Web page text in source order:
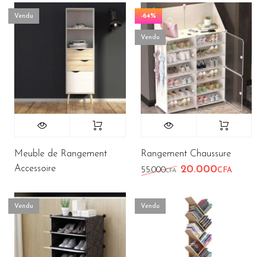
Vendu
Meuble de Rangement
Accessoire
-64%
Vendu
Rangement Chaussure
55.000CFA Le prix initial était
20.000CFA
Vendu Vendu